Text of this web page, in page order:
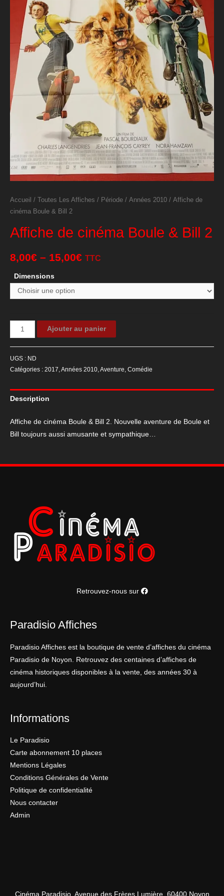
Accueil / Toutes Les Affiches / Période / Années 2010 / Affiche de
cinéma Boule & Bill 2
Affiche de cinéma Boule & Bill 2
8,00€ – 15,00€ TTC
Dimensions
quantité
de
Boule
&
2
Ajouter au panier
UGS : ND
Catégories : 2017,Années 2010,Aventure, Comédie
Description
Affiche de cinéma Boule & Bill 2. Nouvelle aventure de Boule et
Bill toujours aussi amusante et sympathique…
Retrouvez-nous sur
Paradisio Affiches
Paradisio Affiches est la boutique de vente d’affiches du cinéma
Paradisio de Noyon. Retrouvez des centaines d’affiches de
cinéma historiques disponibles à la vente, des années 30 à
aujourd’hui.
Informations
Le Paradisio
Carte abonnement 10 places
Mentions Légales
Conditions Générales de Vente
Politique de confidentialité
Nous contacter
Admin
Cinéma Paradisio, Avenue des Frères Lumière, 60400 Noyon